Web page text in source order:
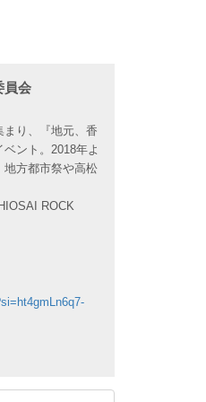
員会
り、『地元、香
ント。2018年よ
地方都市祭や高松
ROCK